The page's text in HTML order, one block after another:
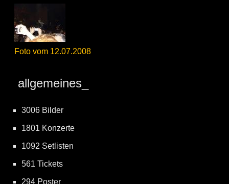
Foto vom 12.07.2008
allgemeines_
3006 Bilder
1801 Konzerte
1092 Setlisten
561 Tickets
294 Poster